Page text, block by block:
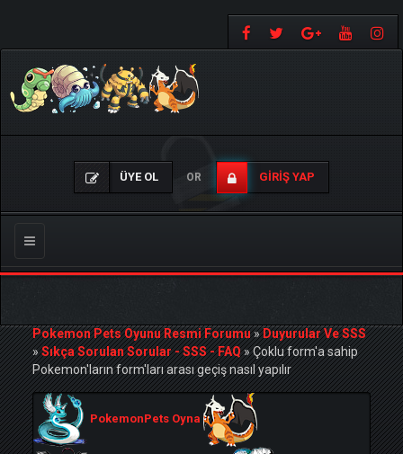
ÜYE OL OR GIRIŞ YAP
Gezinmeyi
Değiştir
Pokemon Pets Oyunu Resmi Forumu»Duyurular Ve SSS
»Sıkça Sorulan Sorular - SSS - FAQ»Çoklu form'a sahip
Pokemon'ların form'ları arası geçiş nasıl yapılır
PokemonPets Oyna